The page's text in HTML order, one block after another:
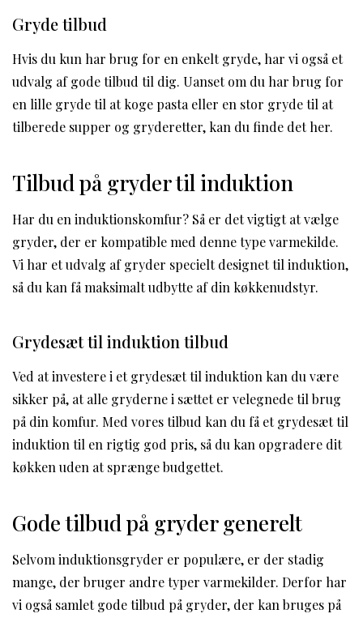
Gryde tilbud
Hvis du kun har brug for en enkelt gryde, har vi også et
udvalg af gode tilbud til dig. Uanset om du har brug for
en lille gryde til at koge pasta eller en stor gryde til at
tilberede supper og gryderetter, kan du finde det her.
Tilbud på gryder til induktion
Har du en induktionskomfur? Så er det vigtigt at vælge
gryder, der er kompatible med denne type varmekilde.
Vi har et udvalg af gryder specielt designet til induktion,
så du kan få maksimalt udbytte af din køkkenudstyr.
Grydesæt til induktion tilbud
Ved at investere i et grydesæt til induktion kan du være
sikker på, at alle gryderne i sættet er velegnede til brug
på din komfur. Med vores tilbud kan du få et grydesæt til
induktion til en rigtig god pris, så du kan opgradere dit
køkken uden at sprænge budgettet.
Gode tilbud på gryder generelt
Selvom induktionsgryder er populære, er der stadig
mange, der bruger andre typer varmekilder. Derfor har
vi også samlet gode tilbud på gryder, der kan bruges på